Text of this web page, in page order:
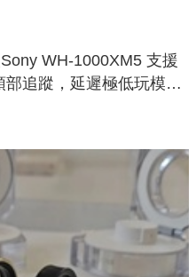
WH-1000XM5 支援
部追蹤，延遲極低玩模擬